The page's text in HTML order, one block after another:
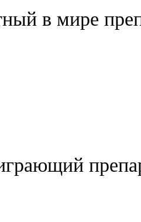
в мире